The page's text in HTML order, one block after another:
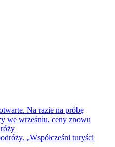
Na razie na próbę
we wrześniu, ceny znowu
„Współcześni turyści